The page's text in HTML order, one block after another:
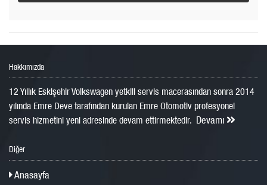
Hakkımızda
12 Yıllık Eskişehir Volkswagen yetkili servis macerasından sonra 2014
yılında Emre Deve tarafından kurulan Emre Otomotiv profesyonel
servis hizmetini yeni adresinde devam ettirmektedir. Devamı
Diğer
Anasayfa